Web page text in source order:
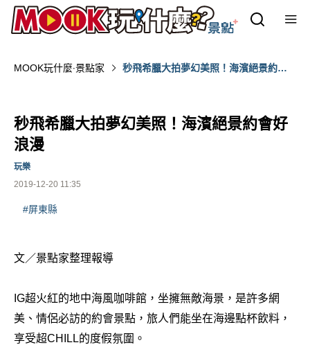
MOOK玩什麼‧景點家
秒飛希臘大拍夢幻美照！海濱絕景約會
秒飛希臘大拍夢幻美照！海濱絕景約會好
浪漫
2019-12-20 11:35
玩樂
#屏東縣
文／景點家整理報導
IG超火紅的地中海風咖啡館，坐擁無敵海景，是許多網
美、情侶必訪的約會景點，旅人們能坐在海邊點杯飲料，
享受超CHILL的度假氛圍。